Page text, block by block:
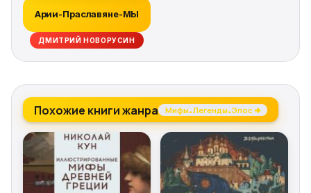
Арии-Праславяне-МЫ
ДМИТРИЙ НОВОРУСИН
Похожие книги жанра Мифы. Легенды. Эпос →